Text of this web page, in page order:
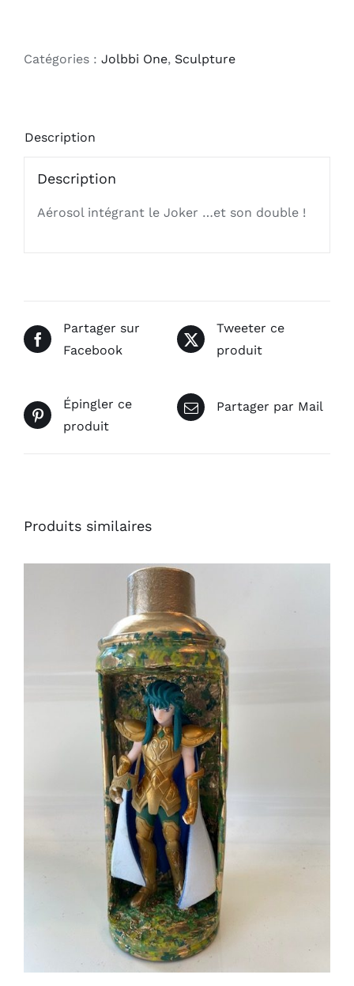
es
Catégories : Jolbbi One, Sculpture
Description
Description
Aérosol intégrant le Joker …et son double !
Partager sur
Facebook
Tweeter ce
produit
Épingler ce
produit
Partager par Mail
Produits similaires
AJOUTER AU PANIER